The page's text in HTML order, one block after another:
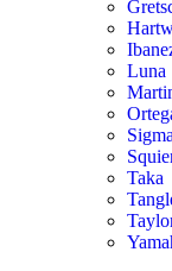
Luna
Sigma
Taka